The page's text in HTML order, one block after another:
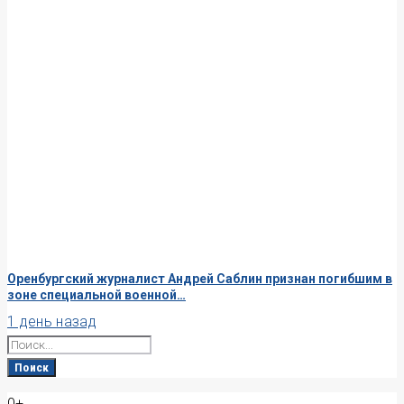
Оренбургский журналист Андрей Саблин признан погибшим в
зоне специальной военной…
1 день назад
Search
for:
Поиск